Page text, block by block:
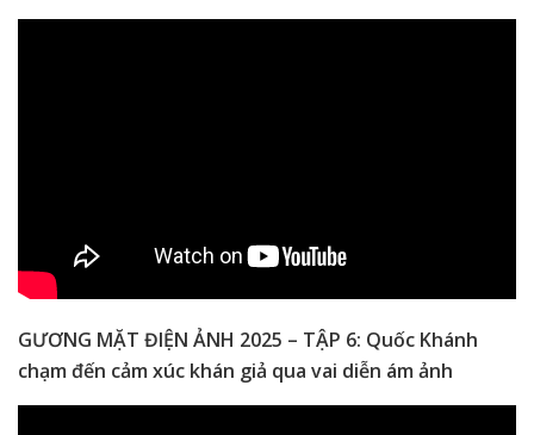
GƯƠNG MẶT ĐIỆN ẢNH 2025 – TẬP 6: Quốc Khánh
chạm đến cảm xúc khán giả qua vai diễn ám ảnh